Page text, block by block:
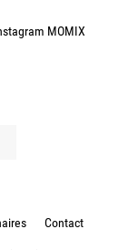
MOMIX
Contact